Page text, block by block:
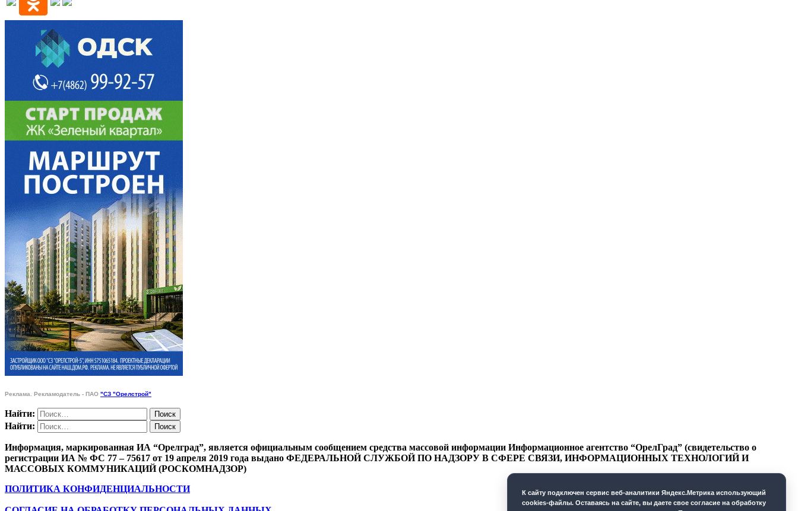
Реклама. Рекламодатель - ПАО "СЗ "Орелстрой"
Найти:
Найти:
Информация, маркированная ИА “Орелград”, является официальным сообщением средства массовой информации Информационное агентство “ОрелГрад” (свидетельство о
регистрации ИА № ФС 77 – 75617 от 19 апреля 2019 года выдано ФЕДЕРАЛЬНОЙ СЛУЖБОЙ ПО НАДЗОРУ В СФЕРЕ СВЯЗИ, ИНФОРМАЦИОННЫХ ТЕХНОЛОГИЙ И
МАССОВЫХ КОММУНИКАЦИЙ (РОСКОМНАДЗОР)
ПОЛИТИКА КОНФИДЕНЦИАЛЬНОСТИ
К cайту подключен сервис веб-аналитики Яндекс.Метрика использующий
cookies-файлы. Оставаясь на сайте, вы даете свое согласие на обработку